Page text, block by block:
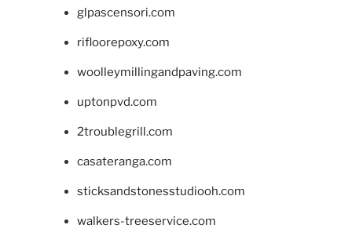
glpascensori.com
rifloorepoxy.com
woolleymillingandpaving.com
uptonpvd.com
2troublegrill.com
casateranga.com
sticksandstonesstudiooh.com
walkers-treeservice.com